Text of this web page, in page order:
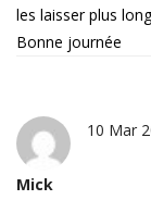
les laisser plus
Bonne journée
Mick
10 Mar